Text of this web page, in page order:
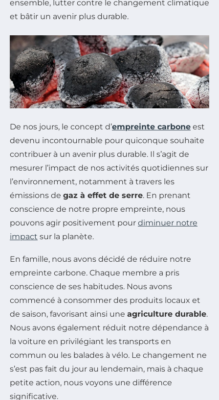
ensemble, lutter contre le changement climatique
et bâtir un avenir plus durable.
De nos jours, le concept d’empreinte carbone est
devenu incontournable pour quiconque souhaite
contribuer à un avenir plus durable. Il s’agit de
mesurer l’impact de nos activités quotidiennes sur
l’environnement, notamment à travers les
émissions de gaz à effet de serre. En prenant
conscience de notre propre empreinte, nous
pouvons agir positivement pour diminuer notre
impact sur la planète.
En famille, nous avons décidé de réduire notre
empreinte carbone. Chaque membre a pris
conscience de ses habitudes. Nous avons
commencé à consommer des produits locaux et
de saison, favorisant ainsi une agriculture durable.
Nous avons également réduit notre dépendance à
la voiture en privilégiant les transports en
commun ou les balades à vélo. Le changement ne
s’est pas fait du jour au lendemain, mais à chaque
petite action, nous voyons une différence
significative.